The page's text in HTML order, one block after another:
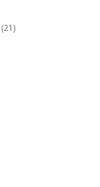
(21)